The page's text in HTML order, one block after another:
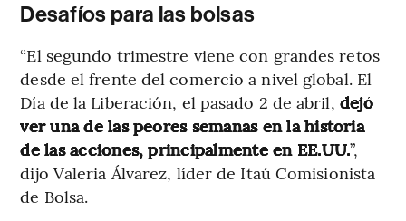
Desafíos para las bolsas
“El segundo trimestre viene con grandes retos
desde el frente del comercio a nivel global. El
Día de la Liberación, el pasado 2 de abril, dejó
ver una de las peores semanas en la historia
de las acciones, principalmente en EE.UU.”,
dijo Valeria Álvarez, líder de Itaú Comisionista
de Bolsa.